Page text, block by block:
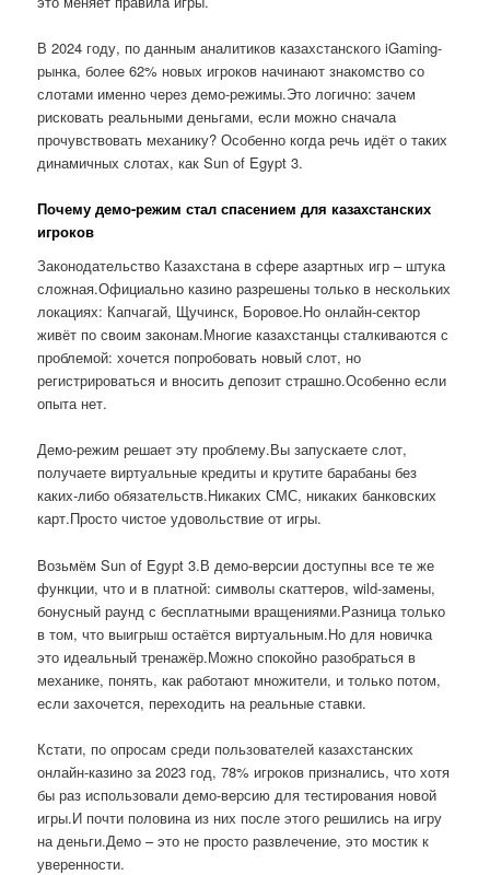
В 2024 году, по данным аналитиков казахстанского iGaming-
рынка, более 62% новых игроков начинают знакомство со
слотами именно через демо-режимы.Это логично: зачем
рисковать реальными деньгами, если можно сначала
прочувствовать механику? Особенно когда речь идёт о таких
динамичных слотах, как Sun of Egypt 3.
Почему демо-режим стал спасением для казахстанских
игроков
Законодательство Казахстана в сфере азартных игр – штука
сложная.Официально казино разрешены только в нескольких
локациях: Капчагай, Щучинск, Боровое.Но онлайн-сектор
живёт по своим законам.Многие казахстанцы сталкиваются с
проблемой: хочется попробовать новый слот, но
регистрироваться и вносить депозит страшно.Особенно если
опыта нет.
Демо-режим решает эту проблему.Вы запускаете слот,
получаете виртуальные кредиты и крутите барабаны без
каких-либо обязательств.Никаких СМС, никаких банковских
карт.Просто чистое удовольствие от игры.
Возьмём Sun of Egypt 3.В демо-версии доступны все те же
функции, что и в платной: символы скаттеров, wild-замены,
бонусный раунд с бесплатными вращениями.Разница только
в том, что выигрыш остаётся виртуальным.Но для новичка
это идеальный тренажёр.Можно спокойно разобраться в
механике, понять, как работают множители, и только потом,
если захочется, переходить на реальные ставки.
Кстати, по опросам среди пользователей казахстанских
онлайн-казино за 2023 год, 78% игроков признались, что хотя
бы раз использовали демо-версию для тестирования новой
игры.И почти половина из них после этого решились на игру
на деньги.Демо – это не просто развлечение, это мостик к
уверенности.